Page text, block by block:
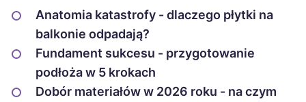
Anatomia katastrofy - dlaczego płytki na
balkonie odpadają?
Fundament sukcesu - przygotowanie
podłoża w 5 krokach
Dobór materiałów w 2026 roku - na czym